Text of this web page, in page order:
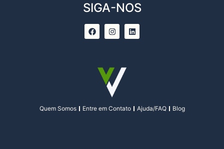
SIGA-NOS
Quem Somos Entre em Contato Ajuda/FAQ Blog